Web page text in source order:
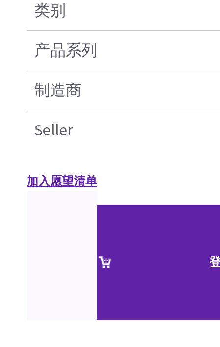
类别
产品系列
制造商
Seller
加入愿望清单